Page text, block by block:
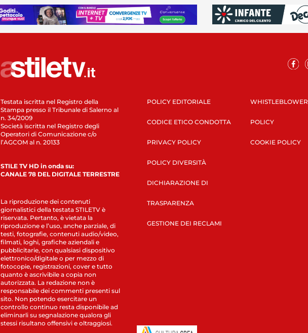
Testata iscritta nel Registro della
Stampa presso il Tribunale di Salerno al
n. 34/2009
Società iscritta nel Registro degli
Operatori di Comunicazione c/o
l’AGCOM al n. 20133
STILE TV HD in onda su:
CANALE 78 DEL DIGITALE TERRESTRE
La riproduzione dei contenuti
giornalistici della testata STILETV è
riservata. Pertanto, è vietata la
riproduzione e l’uso, anche parziale, di
testi, fotografie, contenuti audio/video,
filmati, loghi, grafiche aziendali e
pubblicitarie, con qualsiasi dispositivo
elettronico/digitale o per mezzo di
fotocopie, registrazioni, cover e tutto
quanto è ascrivibile a copia non
autorizzata. La redazione non è
responsabile dei commenti presenti sul
sito. Non potendo esercitare un
controllo continuo resta disponibile ad
eliminarli su segnalazione qualora gli
stessi risultano offensivi e oltraggiosi.
POLICY EDITORIALE
CODICE ETICO CONDOTTA
PRIVACY POLICY
POLICY DIVERSITÀ
DICHIARAZIONE DI
TRASPARENZA
GESTIONE DEI RECLAMI
WHISTLEBLOWER
POLICY
COOKIE POLICY